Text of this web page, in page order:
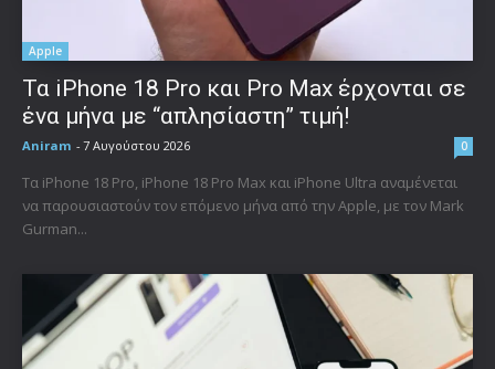
Apple
Τα iPhone 18 Pro και Pro Max έρχονται σε
ένα μήνα με “απλησίαστη” τιμή!
Aniram - 7 Αυγούστου 2026 0
Τα iPhone 18 Pro, iPhone 18 Pro Max και iPhone Ultra αναμένεται
να παρουσιαστούν τον επόμενο μήνα από την Apple, με τον Mark
Gurman...